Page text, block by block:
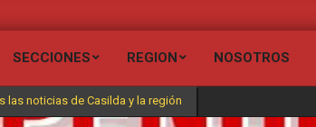
todas nuestras secciones y entérate de todas las noticias
SECCIONES REGION NOSOTROS
las noticias de Casilda y la región